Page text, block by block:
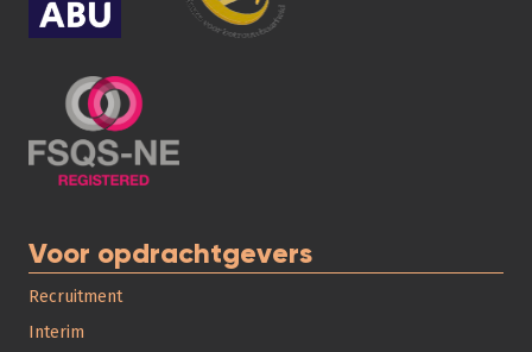
Voor opdrachtgevers
Recruitment
Interim